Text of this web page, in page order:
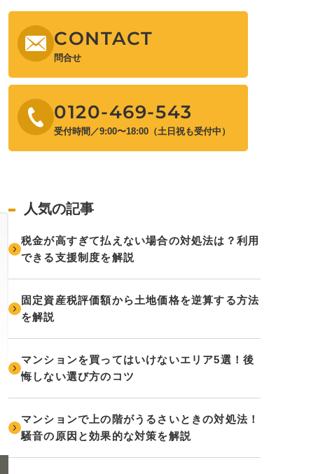
CONTACT
問合せ
0120-469-543
受付時間／9:00〜18:00（土日祝も受付中）
人気の記事
税金が高すぎて払えない場合の対処法は？利用
できる支援制度を解説
固定資産税評価額から土地価格を逆算する方法
を解説
マンションを買ってはいけないエリア5選！後
悔しない選び方のコツ
マンションで上の階がうるさいときの対処法！
騒音の原因と効果的な対策を解説